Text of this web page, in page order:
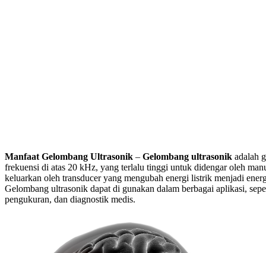
Manfaat Gelombang Ultrasonik – Gelombang ultrasonik adalah
frekuensi di atas 20 kHz, yang terlalu tinggi untuk didengar oleh
keluarkan oleh transducer yang mengubah energi listrik menjadi
Gelombang ultrasonik dapat di gunakan dalam berbagai aplikasi,
pengukuran, dan diagnostik medis.